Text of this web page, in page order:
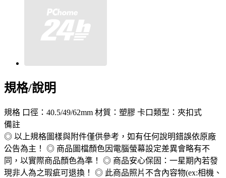
規格/說明
規格 口徑：40.5/49/62mm 材質：塑膠 卡口類型：夾扣式
備註
◎ 以上規格圖樣與附件僅供參考，如有任何說明錯誤依原廠
公告為主！ ◎ 商品圖檔顏色因電腦螢幕設定差異會略有不
同，以實際商品顏色為準！ ◎ 商品安心保固：一星期內若發
現非人為之瑕疵可退換！ ◎ 此商品照片不含內容物(ex:相機、